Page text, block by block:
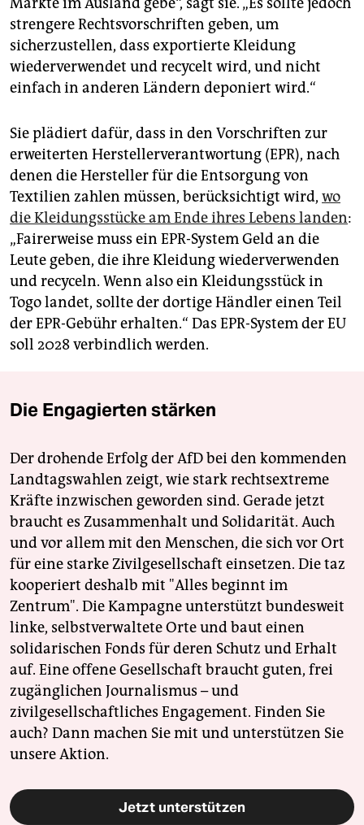
Märkte im Ausland gebe“, sagt sie. „Es sollte jedoch
strengere Rechtsvorschriften geben, um
sicherzustellen, dass exportierte Kleidung
wiederverwendet und recycelt wird, und nicht
einfach in anderen Ländern deponiert wird.“
Sie plädiert dafür, dass in den Vorschriften zur
erweiterten Herstellerverantwortung (EPR), nach
denen die Hersteller für die Entsorgung von
Textilien zahlen müssen, berücksichtigt wird, wo
die Kleidungsstücke am Ende ihres Lebens landen:
„Fairerweise muss ein EPR-System Geld an die
Leute geben, die ihre Kleidung wiederverwenden
und recyceln. Wenn also ein Kleidungsstück in
Togo landet, sollte der dortige Händler einen Teil
der EPR-Gebühr erhalten.“ Das EPR-System der EU
soll 2028 verbindlich werden.
Die Engagierten stärken
Der drohende Erfolg der AfD bei den kommenden
Landtagswahlen zeigt, wie stark rechtsextreme
Kräfte inzwischen geworden sind. Gerade jetzt
braucht es Zusammenhalt und Solidarität. Auch
und vor allem mit den Menschen, die sich vor Ort
für eine starke Zivilgesellschaft einsetzen. Die taz
kooperiert deshalb mit "Alles beginnt im
Zentrum". Die Kampagne unterstützt bundesweit
linke, selbstverwaltete Orte und baut einen
solidarischen Fonds für deren Schutz und Erhalt
auf. Eine offene Gesellschaft braucht guten, frei
zugänglichen Journalismus – und
zivilgesellschaftliches Engagement. Finden Sie
auch? Dann machen Sie mit und unterstützen Sie
unsere Aktion.
Jetzt unterstützen